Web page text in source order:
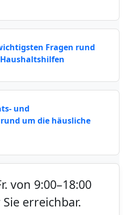
Fragen rund
und
um die häusliche
von 9:00–18:00
erreichbar.